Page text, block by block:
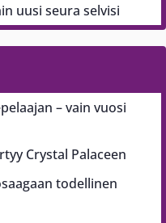
uusi seura selvisi
– vain vuosi
Crystal Palaceen
todellinen